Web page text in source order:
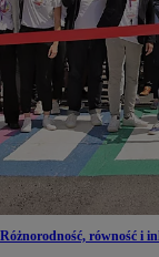
Różnorodność, równość i